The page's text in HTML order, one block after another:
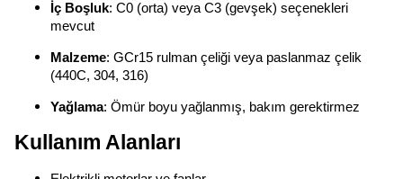
İç Boşluk: C0 (orta) veya C3 (gevşek) seçenekleri
mevcut
Malzeme: GCr15 rulman çeliği veya paslanmaz çelik
(440C, 304, 316)
Yağlama: Ömür boyu yağlanmış, bakım gerektirmez
Kullanım Alanları